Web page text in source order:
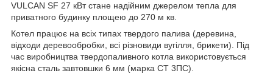
VULCAN SF 27 кВт стане надійним джерелом тепла для
приватного будинку площею до 270 м кв.
Котел працює на всіх типах твердого палива (деревина,
відходи деревообробки, всі різновиди вугілля, брикети). Під
час виробництва твердопаливного котла використовується
якісна сталь завтовшки 6 мм (марка СТ 3ПС).